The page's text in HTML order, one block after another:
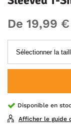
De 19,99 €
Disponible en
Afficher le guide